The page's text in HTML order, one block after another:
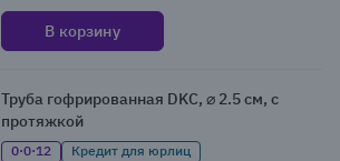
В корзину
Труба гофрированная DKC, ⌀ 2.5 см, с
протяжкой
0·0·12
Кредит для юрлиц